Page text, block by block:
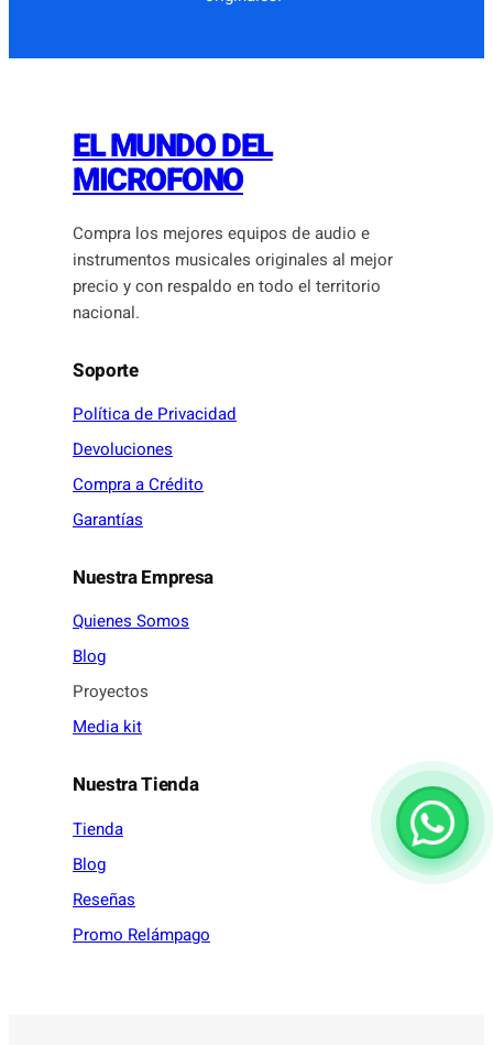
EL MUNDO DEL
MICROFONO
Compra los mejores equipos de audio e
instrumentos musicales originales al mejor
precio y con respaldo en todo el territorio
nacional.
Soporte
Política de Privacidad
Devoluciones
Compra a Crédito
Garantías
Nuestra Empresa
Quienes Somos
Blog
Proyectos
Media kit
Nuestra Tienda
Tienda
Blog
Reseñas
Promo Relámpago